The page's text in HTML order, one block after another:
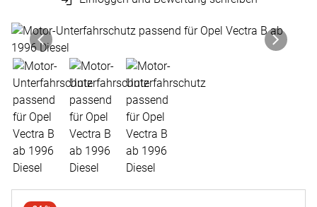
Produktgalerie
Zur Kaufbox springen